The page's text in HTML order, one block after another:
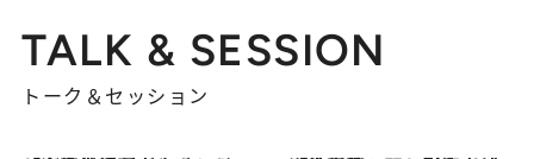
TALK & SESSION
トーク＆セッション